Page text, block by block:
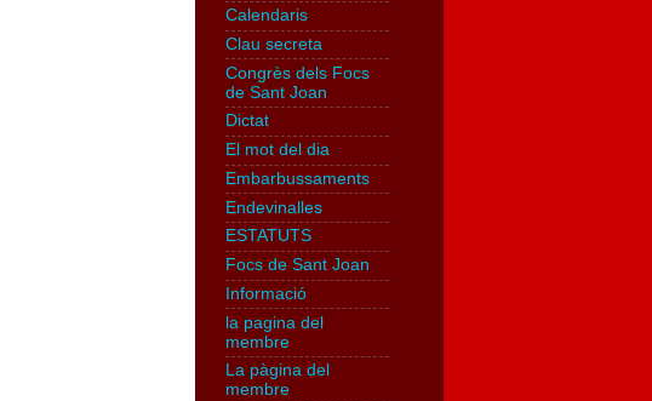
Calendaris
Clau secreta
Congrès dels Focs
de Sant Joan
Dictat
El mot del dia
Embarbussaments
Endevinalles
ESTATUTS
Focs de Sant Joan
Informació
la pagina del
membre
La pàgina del
membre